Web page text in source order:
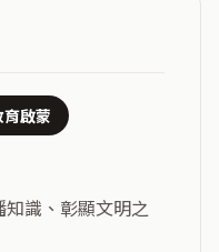
育啟蒙
識、彰顯文明之